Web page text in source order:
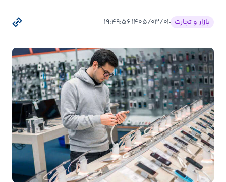
انرژی
بانک،
بورس
و
بیمه
اقتصاد
جهان
بازار
و
بازار و تجارت ۱۴۰۵/۰۳/۰۱ ۱۹:۴۹:۵۶